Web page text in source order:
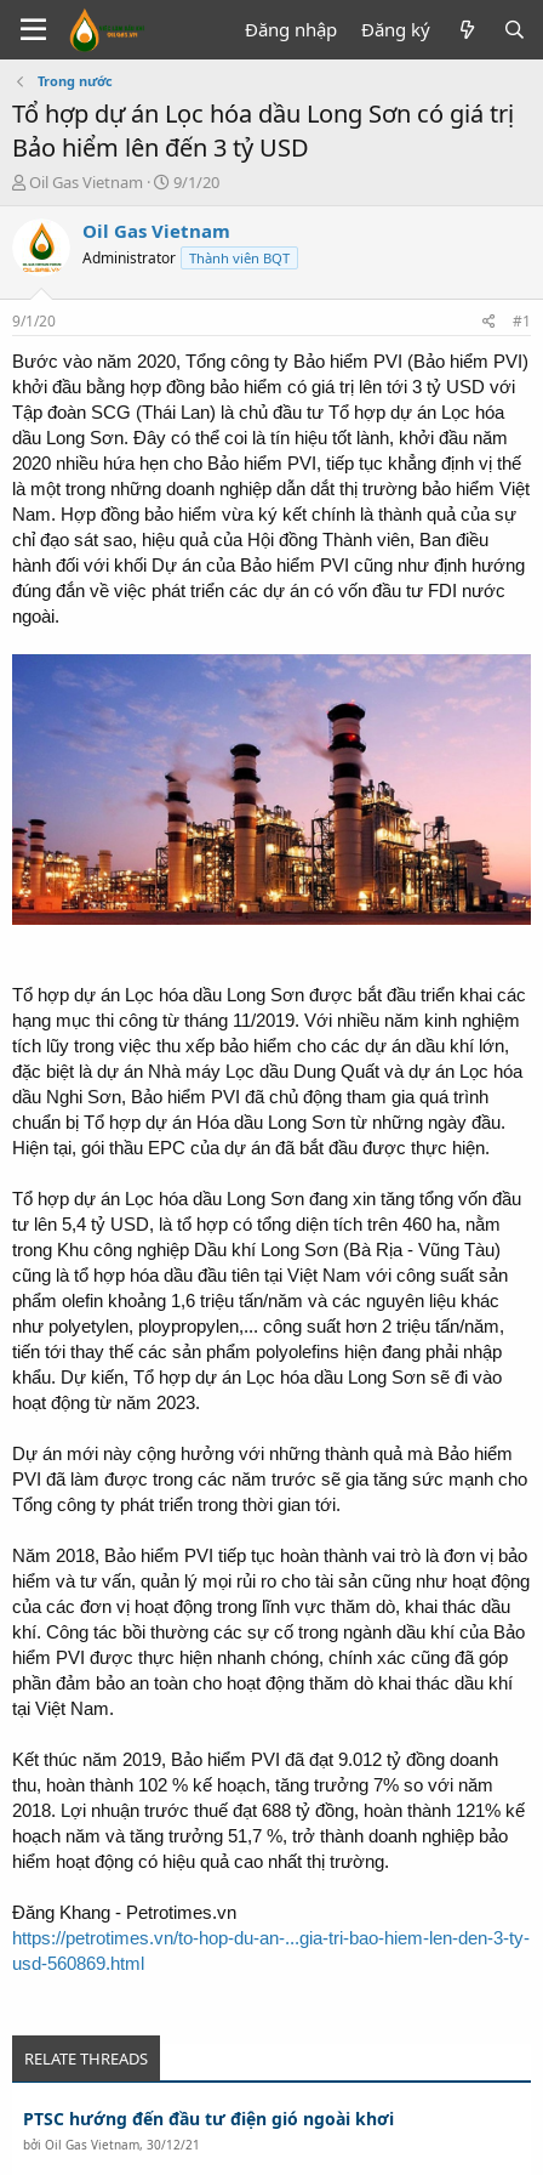
Đăng nhập Đăng ký
Trong nước
Tổ hợp dự án Lọc hóa dầu Long Sơn có giá trị
Bảo hiểm lên đến 3 tỷ USD
T
e
a
s
t
a
t
e
r
Oil Gas Vietnam
N
à
g
9/1/20
Oil Gas Vietnam
Administrator Thành viên BQT
9/1/20
#1
Bước vào năm 2020, Tổng công ty Bảo hiểm PVI (Bảo hiểm PVI)
khởi đầu bằng hợp đồng bảo hiểm có giá trị lên tới 3 tỷ USD với
Tập đoàn SCG (Thái Lan) là chủ đầu tư Tổ hợp dự án Lọc hóa
dầu Long Sơn. Đây có thể coi là tín hiệu tốt lành, khởi đầu năm
2020 nhiều hứa hẹn cho Bảo hiểm PVI, tiếp tục khẳng định vị thế
là một trong những doanh nghiệp dẫn dắt thị trường bảo hiểm Việt
Nam. Hợp đồng bảo hiểm vừa ký kết chính là thành quả của sự
chỉ đạo sát sao, hiệu quả của Hội đồng Thành viên, Ban điều
hành đối với khối Dự án của Bảo hiểm PVI cũng như định hướng
đúng đắn về việc phát triển các dự án có vốn đầu tư FDI nước
ngoài.
Tổ hợp dự án Lọc hóa dầu Long Sơn được bắt đầu triển khai các
hạng mục thi công từ tháng 11/2019. Với nhiều năm kinh nghiệm
tích lũy trong việc thu xếp bảo hiểm cho các dự án dầu khí lớn,
đặc biệt là dự án Nhà máy Lọc dầu Dung Quất và dự án Lọc hóa
dầu Nghi Sơn, Bảo hiểm PVI đã chủ động tham gia quá trình
chuẩn bị Tổ hợp dự án Hóa dầu Long Sơn từ những ngày đầu.
Hiện tại, gói thầu EPC của dự án đã bắt đầu được thực hiện.
Tổ hợp dự án Lọc hóa dầu Long Sơn đang xin tăng tổng vốn đầu
tư lên 5,4 tỷ USD, là tổ hợp có tổng diện tích trên 460 ha, nằm
trong Khu công nghiệp Dầu khí Long Sơn (Bà Rịa - Vũng Tàu)
cũng là tổ hợp hóa dầu đầu tiên tại Việt Nam với công suất sản
phẩm olefin khoảng 1,6 triệu tấn/năm và các nguyên liệu khác
như polyetylen, ploypropylen,... công suất hơn 2 triệu tấn/năm,
tiến tới thay thế các sản phẩm polyolefins hiện đang phải nhập
khẩu. Dự kiến, Tổ hợp dự án Lọc hóa dầu Long Sơn sẽ đi vào
hoạt động từ năm 2023.
Dự án mới này cộng hưởng với những thành quả mà Bảo hiểm
PVI đã làm được trong các năm trước sẽ gia tăng sức mạnh cho
Tổng công ty phát triển trong thời gian tới.
Năm 2018, Bảo hiểm PVI tiếp tục hoàn thành vai trò là đơn vị bảo
hiểm và tư vấn, quản lý mọi rủi ro cho tài sản cũng như hoạt động
của các đơn vị hoạt động trong lĩnh vực thăm dò, khai thác dầu
khí. Công tác bồi thường các sự cố trong ngành dầu khí của Bảo
hiểm PVI được thực hiện nhanh chóng, chính xác cũng đã góp
phần đảm bảo an toàn cho hoạt động thăm dò khai thác dầu khí
tại Việt Nam.
Kết thúc năm 2019, Bảo hiểm PVI đã đạt 9.012 tỷ đồng doanh
thu, hoàn thành 102 % kế hoạch, tăng trưởng 7% so với năm
2018. Lợi nhuận trước thuế đạt 688 tỷ đồng, hoàn thành 121% kế
hoạch năm và tăng trưởng 51,7 %, trở thành doanh nghiệp bảo
hiểm hoạt động có hiệu quả cao nhất thị trường.
Đăng Khang - Petrotimes.vn
https://petrotimes.vn/to-hop-du-an-...gia-tri-bao-hiem-len-den-3-ty-
usd-560869.html
RELATE THREADS
PTSC hướng đến đầu tư điện gió ngoài khơi
bởi Oil Gas Vietnam, 30/12/21